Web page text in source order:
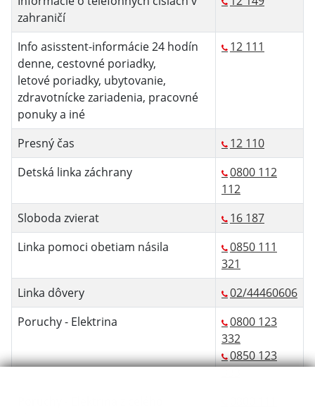
zahraničí
Info asisstent-informácie 24 hodín
denne, cestovné poriadky,
letové poriadky, ubytovanie,
zdravotnícke zariadenia, pracovné
ponuky a iné
12 111
Presný čas
12 110
Detská linka záchrany
0800 112
112
Sloboda zvierat
16 187
Linka pomoci obetiam násila
0850 111
321
Linka dôvery
02/44460606
Poruchy - Elektrina
0800 123
332
0850 123